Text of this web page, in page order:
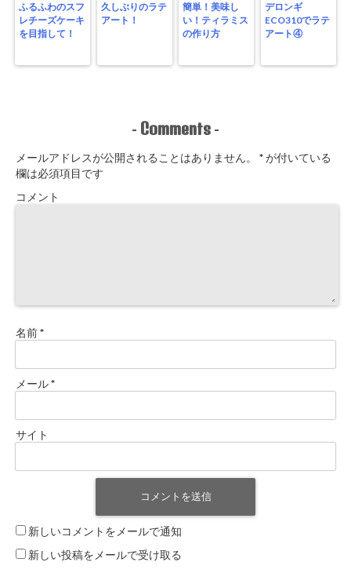
ふるふわのスフ
レチーズケーキ
を目指して！
久しぶりのラテ
アート！
簡単！美味し
い！ティラミス
の作り方
デロンギ
ECO310でラテ
アート④
- Comments -
メールアドレスが公開されることはありません。 *が付いている
欄は必須項目です
コメント
名前*
メール*
サイト
新しいコメントをメールで通知
新しい投稿をメールで受け取る